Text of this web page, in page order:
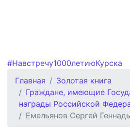
#Навстречу1000летиюКурска
Главная
Золотая книга
Граждане, имеющие
награды Российской
Емельянов Сергей